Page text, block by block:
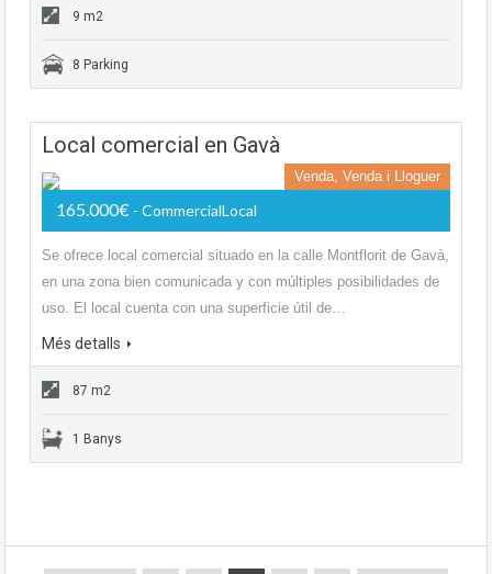
9 m2
8 Parking
Local comercial en Gavà
Venda, Venda i Lloguer
165.000€ - CommercialLocal
Se ofrece local comercial situado en la calle Montflorit de Gavà,
en una zona bien comunicada y con múltiples posibilidades de
uso. El local cuenta con una superficie útil de…
Més detalls
87 m2
1 Banys